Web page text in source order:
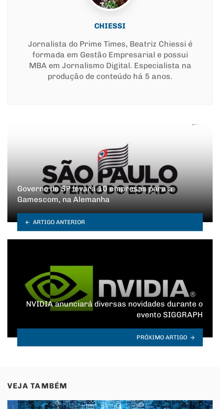
CHIESSI
Jornalista do Prime Times, Beatriz Chiessi é
formada em Gestão Empresarial e possui
MBA em Jornalismo Digital. Especialista na
produção de conteúdo há 5 anos.
Governo de SP levará 10 empresas para a
Gamescom, na Alemanha
ARTIGO ANTERIOR
NVIDIA anunciará diversas novidades durante o
evento SIGGRAPH
PRÓXIMO ARTIGO
VEJA TAMBÉM